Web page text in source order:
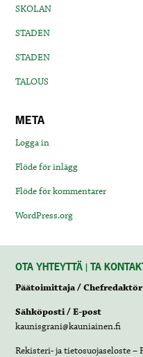
SKOLAN
STADEN
STADEN
TALOUS
META
Logga in
Flöde för inlägg
Flöde för kommentarer
WordPress.org
OTA YHTEYTTÄ | TA
Päätoimittaja / Chefredaktör
Sähköposti / E-post
kaunisgrani@kauniainen.fi
Rekisteri- ja tietosuojaseloste –